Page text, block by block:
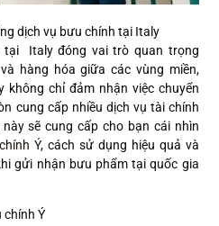
dịch vụ bưu chính tại Italy
tại Italy đóng vai trò quan trọng
hàng hóa giữa các vùng miền,
không chỉ đảm nhận việc chuyển
cung cấp nhiều dịch vụ tài chính
sẽ cung cấp cho bạn cái nhìn
Ý, cách sử dụng hiệu quả và
gửi nhận bưu phẩm tại quốc gia
chính Ý